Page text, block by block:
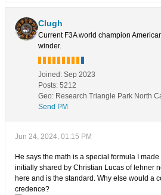
Clugh
Current F3A world champion
winder.
Joined: Sep 2023
Posts: 5212
Geo: Research Triangle Park North
Send PM
Jun 24, 2024, 01:15 PM
He says the math is a special formula I
initially shared by Christian Lucas of lehner
here and is the standard. Why else would a
credence?